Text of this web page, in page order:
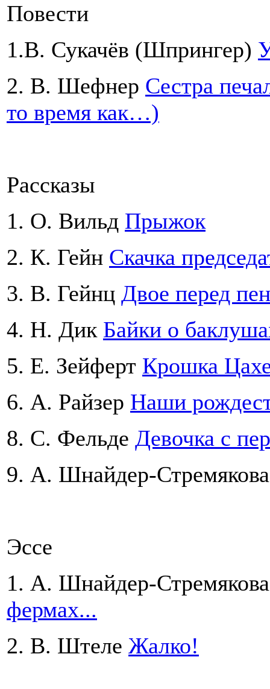
Повести
1.В. Сукачёв (Шпрингер)
2. В. Шефнер Сестра
то время как…)
Рассказы
1. О. Вильд Прыжок
2. К. Гейн Скачка
3. В. Гейнц Двое перед
4. Н. Дик Байки о
5. Е. Зейферт Крошка
6. А. Райзер Наши
8. С. Фельде Девочка с
9. А. Шнайдер-
Эссе
1. А. Шнайдер-
фермах...
2. В. Штеле Жалко!